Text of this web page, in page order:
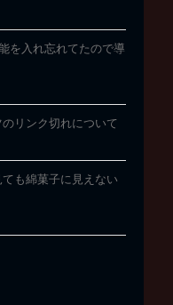
を入れ忘れてたので導
リンク切れについて
ても綿菓子に見えない